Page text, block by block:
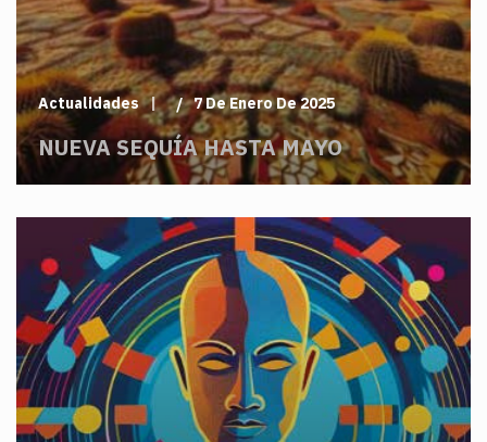
Actualidades 7 De Enero De 2025
NUEVA SEQUÍA HASTA MAYO